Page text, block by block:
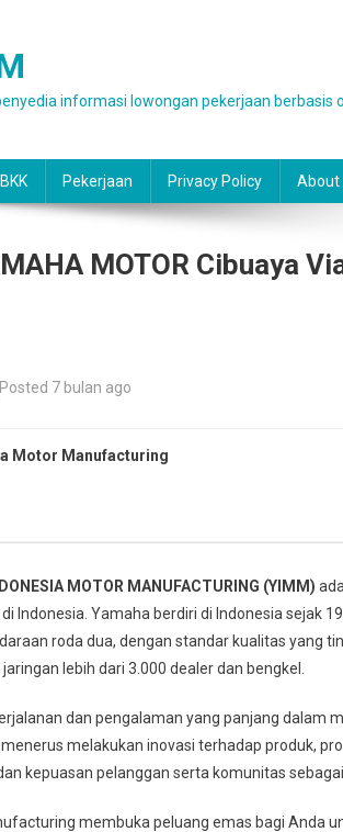
informasi lowongan pekerjaan berbasis
Pekerjaan Privacy Policy About
MOTOR Cibuaya
Posted 7 bulan ago
Motor Manufacturing
MOTOR MANUFACTURING (YIMM)
Indonesia. Yamaha berdiri di Indonesia sejak
roda dua, dengan standar kualitas yang
lebih dari 3.000 dealer dan bengkel.
dan pengalaman yang panjang dalam
melakukan inovasi terhadap produk,
kepuasan pelanggan serta komunitas
membuka peluang emas bagi Anda